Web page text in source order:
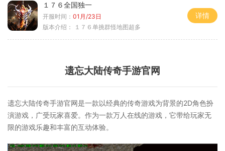
１７６全国独一
开服时间： 01月/23日
版本介绍：
１７６单挑群怪地图超多
详情
遗忘大陆传奇手游官网
遗忘大陆传奇手游官网是一款以经典的传奇游戏为背景的2D角色扮
演游戏，广受玩家喜爱。作为一款万人在线的游戏，它带给玩家无
限的游戏乐趣和丰富的互动体验。